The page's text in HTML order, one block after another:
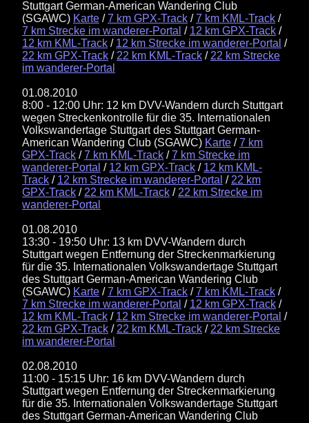
Stuttgart German-American Wandering Club
(SGAWC) Karte /7 km GPX-Track /7 km KML-Track /
7 km Strecke im wanderer-Portal / 12 km GPX-Track /
12 km KML-Track / 12 km Strecke im wanderer-Portal /
22 km GPX-Track / 22 km KML-Track / 22 km Strecke
im wanderer-Portal
01.08.2010
8:00 - 12:00 Uhr: 12 km DVV-Wandern durch Stuttgart
wegen Streckenkontrolle für die 35. Internationalen
Volkswandertage Stuttgart des Stuttgart German-
American Wandering Club (SGAWC) Karte /7 km
GPX-Track /7 km KML-Track /7 km Strecke im
wanderer-Portal / 12 km GPX-Track / 12 km KML-
Track / 12 km Strecke im wanderer-Portal / 22 km
GPX-Track / 22 km KML-Track / 22 km Strecke im
wanderer-Portal
01.08.2010
13:30 - 19:50 Uhr: 13 km DVV-Wandern durch
Stuttgart wegen Entfernung der Streckenmarkierung
für die 35. Internationalen Volkswandertage Stuttgart
des Stuttgart German-American Wandering Club
(SGAWC) Karte /7 km GPX-Track /7 km KML-Track /
7 km Strecke im wanderer-Portal / 12 km GPX-Track /
12 km KML-Track / 12 km Strecke im wanderer-Portal /
22 km GPX-Track / 22 km KML-Track / 22 km Strecke
im wanderer-Portal
02.08.2010
11:00 - 15:15 Uhr: 16 km DVV-Wandern durch
Stuttgart wegen Entfernung der Streckenmarkierung
für die 35. Internationalen Volkswandertage Stuttgart
des Stuttgart German-American Wandering Club